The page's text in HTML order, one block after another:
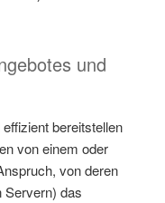
und
bereitstellen
von einem oder
von deren
Servern) das